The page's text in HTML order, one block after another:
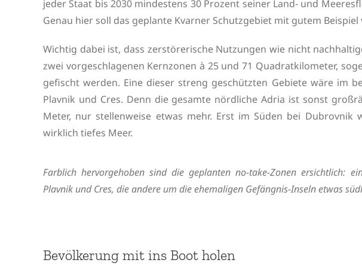
jeder Staat bis 2030 mindestens 30 Prozent seiner Land- und
Genau hier soll das geplante Kvarner Schutzgebiet mit gutem Beispiel
Wichtig dabei ist, dass zerstörerische Nutzungen wie nicht
zwei vorgeschlagenen Kernzonen à 25 und 71 Quadratkilometer,
gefischt werden. Eine dieser streng geschützten Gebiete wäre im
Plavnik und Cres. Denn die gesamte nördliche Adria ist sonst
Meter, nur stellenweise etwas mehr. Erst im Süden bei
wirklich tiefes Meer.
Farblich hervorgehoben sind die geplanten no-take-Zonen ersichtlich:
Plavnik und Cres, die andere um die ehemaligen Gefängnis-Inseln etwas
Bevölkerung mit ins Boot holen